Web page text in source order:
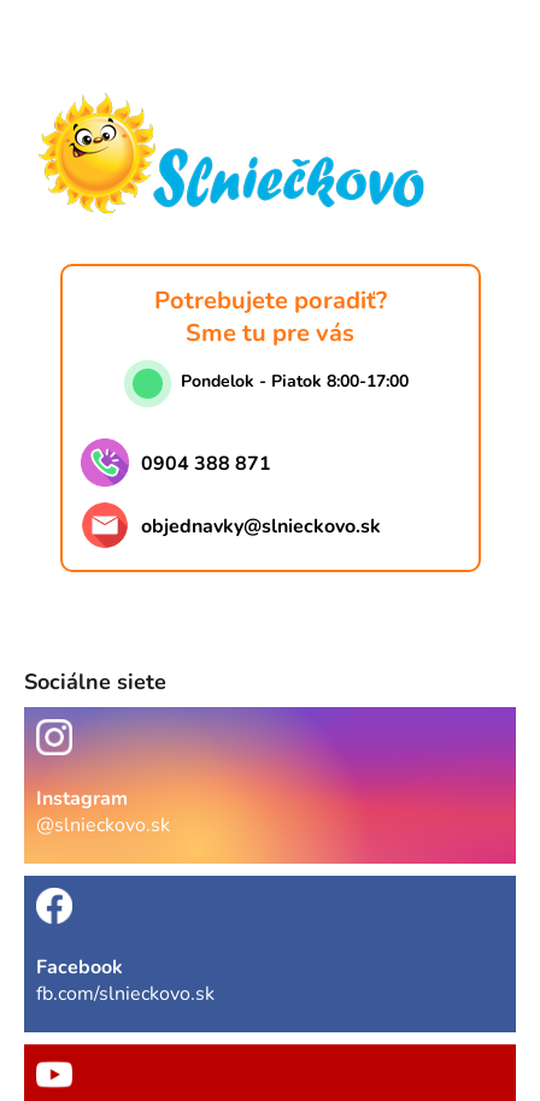
Potrebujete poradiť?
Sme tu pre vás
Pondelok - Piatok 8:00-17:00
0904 388 871
objednavky@slnieckovo.sk
Sociálne siete
Instagram
@slnieckovo.sk
Facebook
fb.com/slnieckovo.sk